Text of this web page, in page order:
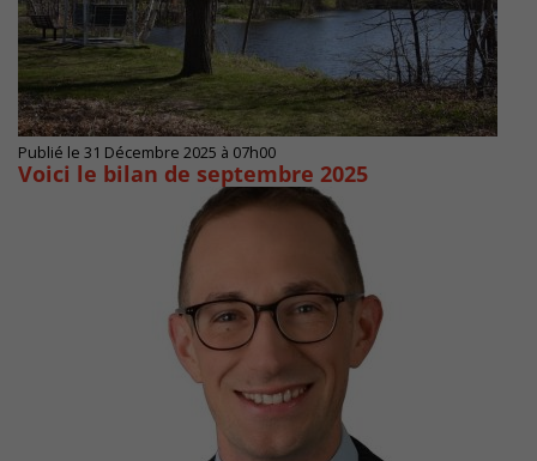
Publié le 31 Décembre 2025 à 07h00
Voici le bilan de septembre 2025